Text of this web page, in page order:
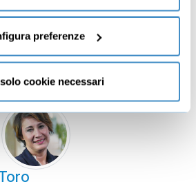
preferenze
cookie necessari
in Psicologia e Sociologo,
a contratto presso l'Università
Chieti Pescara e l'Univer...